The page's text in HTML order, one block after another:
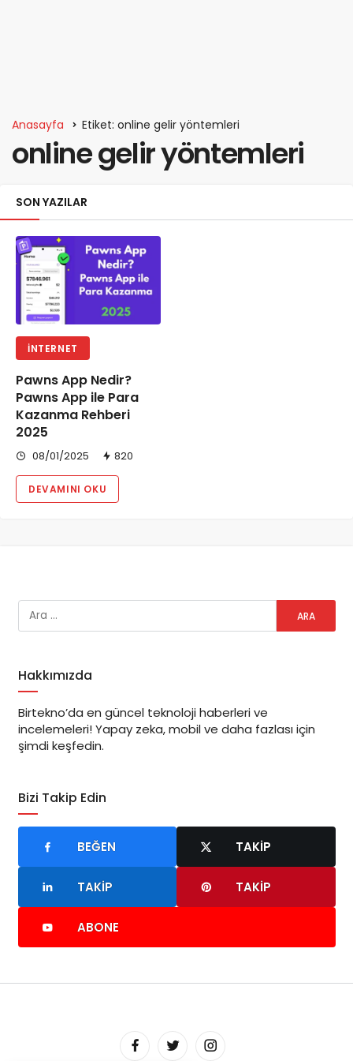
Anasayfa Etiket: online gelir yöntemleri
online gelir yöntemleri
SON YAZILAR
İNTERNET
Pawns App Nedir?
Pawns App ile Para
Kazanma Rehberi
2025
08/01/2025 820
DEVAMINI OKU
Hakkımızda
Birtekno’da en güncel teknoloji haberleri ve
incelemeleri! Yapay zeka, mobil ve daha fazlası için
şimdi keşfedin.
Bizi Takip Edin
BEĞEN TAKIP
TAKIP TAKIP
ABONE